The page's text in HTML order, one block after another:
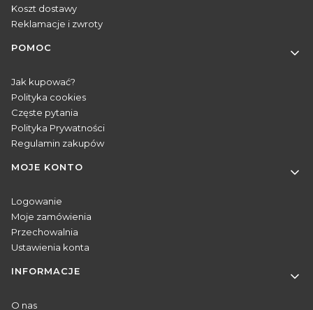
Koszt dostawy
Reklamacje i zwroty
POMOC
Jak kupować?
Polityka cookies
Częste pytania
Polityka Prywatności
Regulamin zakupów
MOJE KONTO
Logowanie
Moje zamówienia
Przechowalnia
Ustawienia konta
INFORMACJE
O nas